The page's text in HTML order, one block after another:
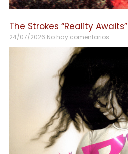
The Strokes “Reality Awaits”
24/07/2026 No hay comentarios